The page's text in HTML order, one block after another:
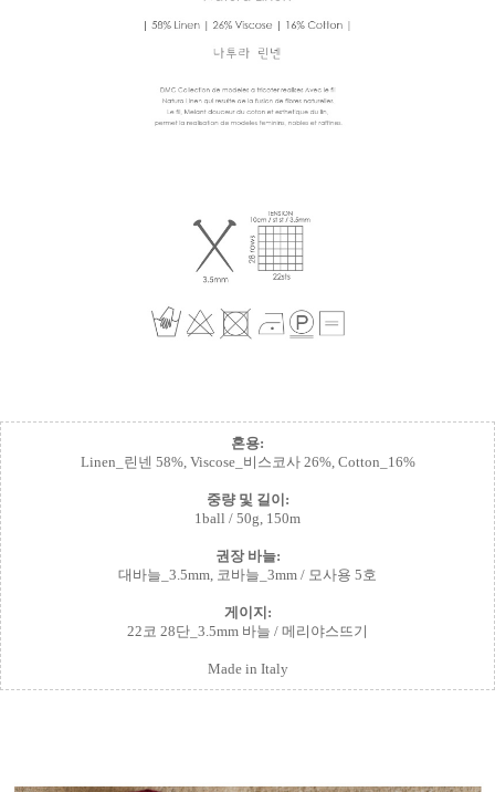
혼용:
Linen_린넨 58%, Viscose_비스코사 26%, Cotton_16%
중량 및 길이:
1ball / 50g, 150m
권장 바늘:
대바늘_3.5mm, 코바늘_3mm / 모사용 5호
게이지:
22코 28단_3.5mm 바늘 / 메리야스뜨기
Made in Italy